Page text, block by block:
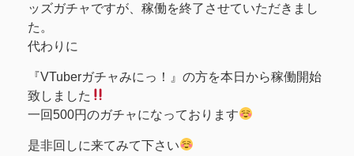
ッズガチャですが、稼働を終了させていただきまし
た。
代わりに
『VTuberガチャみにっ！』の方を本日から稼働開始
致しました
一回500円のガチャになっております
是非回しに来てみて下さい